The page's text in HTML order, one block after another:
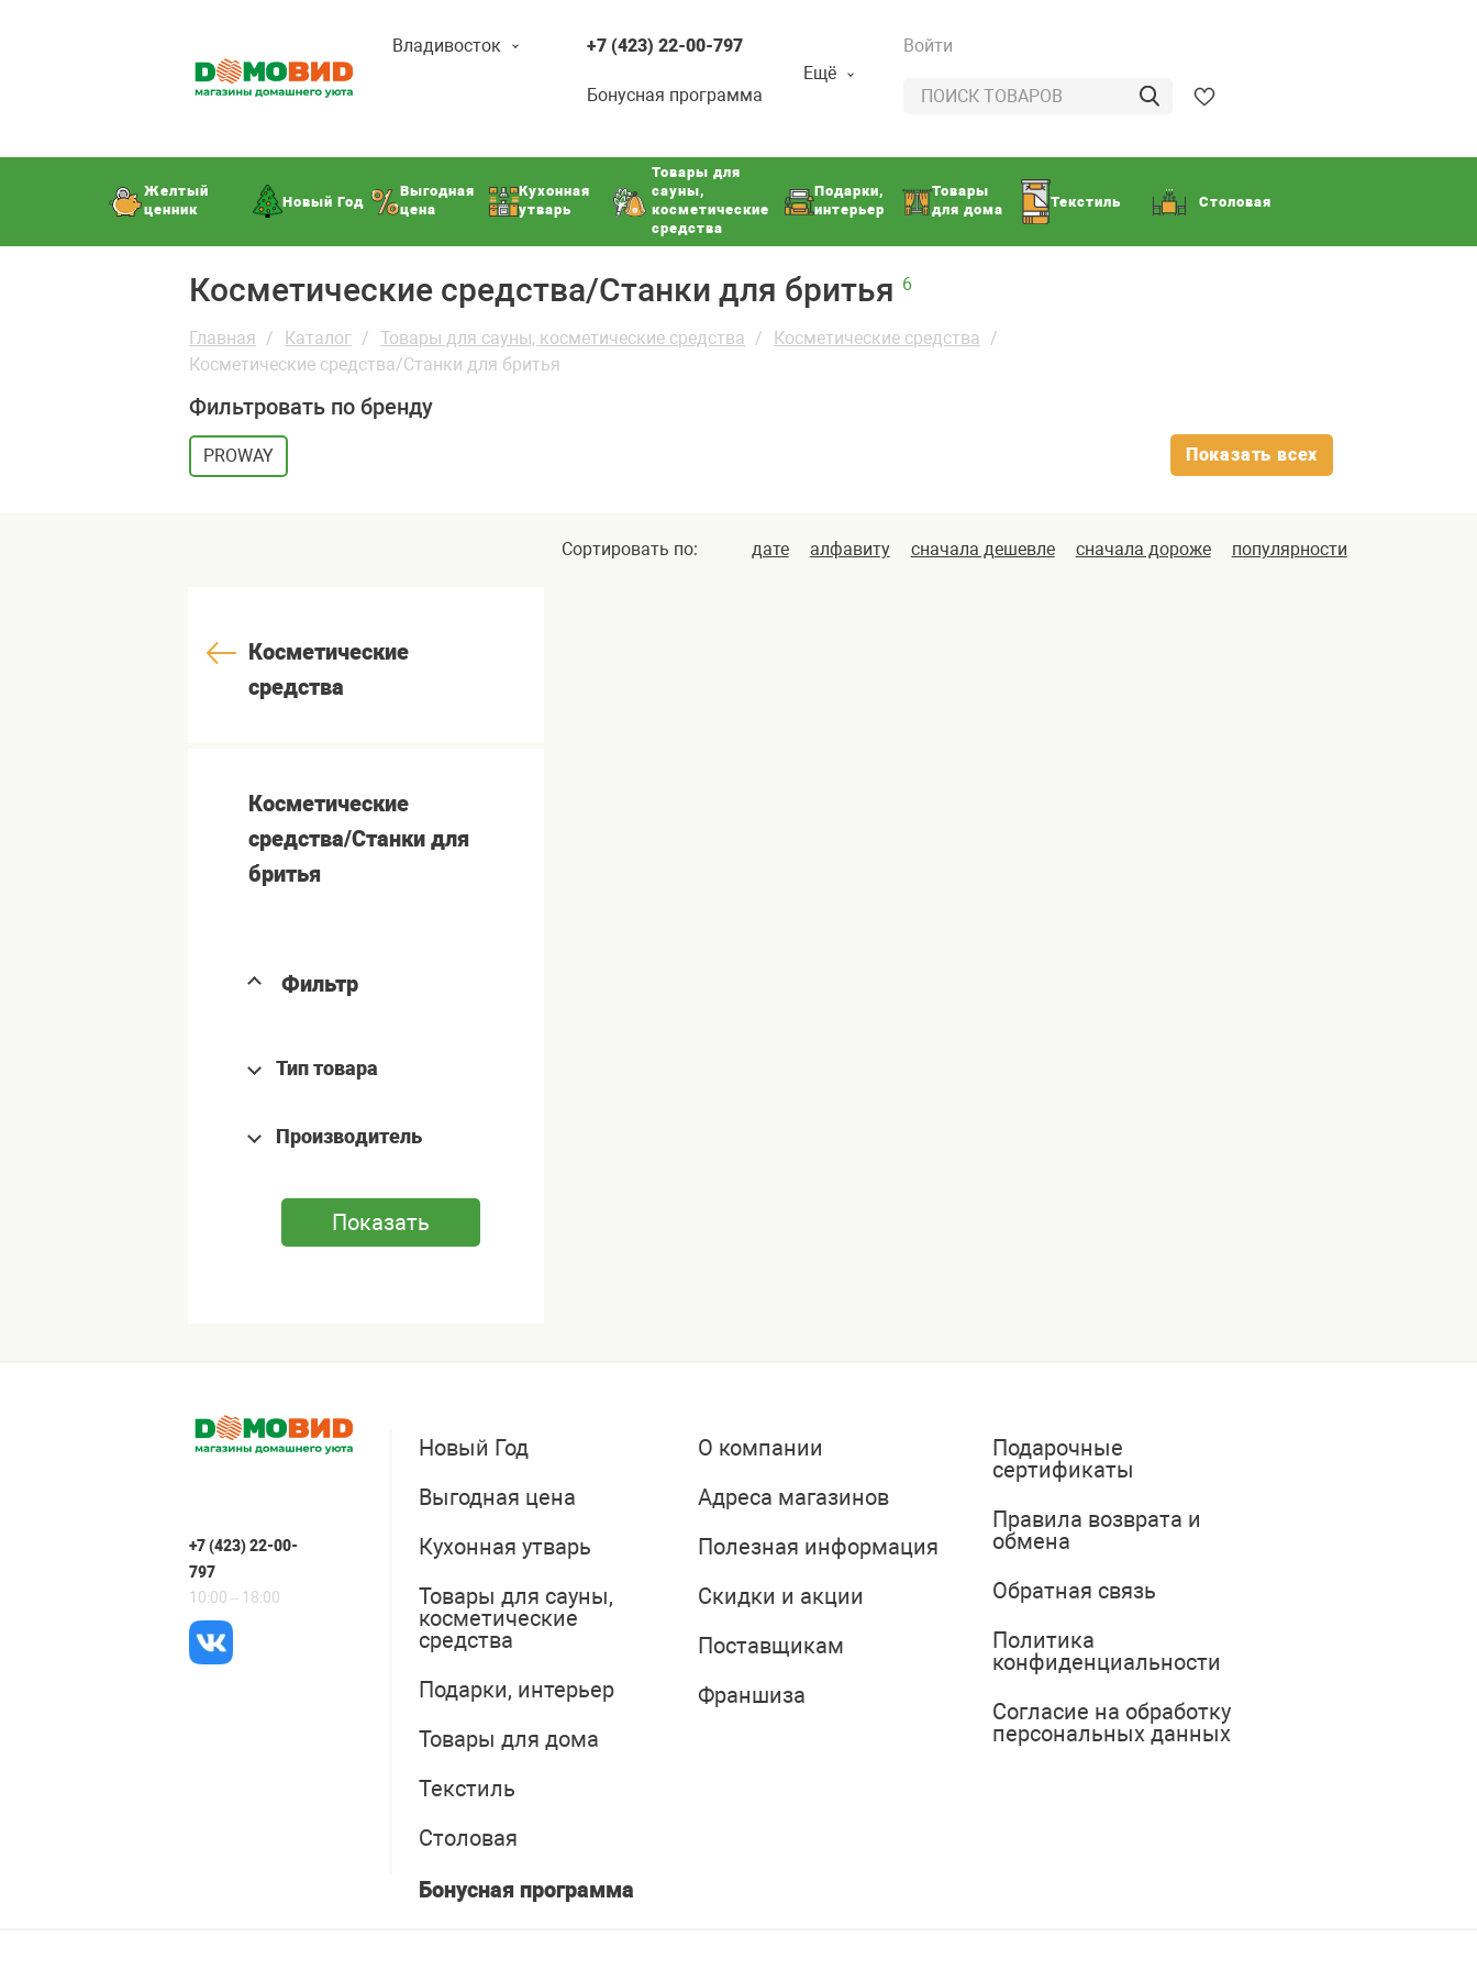
Владивосток +7 (423) 22-00-797
Бонусная программа
Ещё
Войти
Желтый
ценник
Новый Год
Выгодная
цена
Кухонная
утварь
Товары для
сауны,
косметические
средства
Подарки,
интерьер
Товары
для дома
Текстиль Столовая
Косметические средства/Станки для бритья 6
Главная Каталог Товары для сауны, косметические средства
Косметические средства
Косметические средства/Станки для бритья
Фильтровать по бренду
PROWAY Показать всех
Сортировать по: дате алфавиту сначала дешевле сначала дороже популярности
Косметические
средства
Косметические
средства/Станки для
бритья
Фильтр
Тип товара
Производитель
+7 (423) 22-00-
797
10:00 – 18:00
Новый Год
Выгодная цена
Кухонная утварь
Товары для сауны,
косметические
средства
Подарки, интерьер
Товары для дома
Текстиль
Столовая
Бонусная программа
О компании
Адреса магазинов
Полезная информация
Скидки и акции
Поставщикам
Франшиза
Подарочные
сертификаты
Правила возврата и
обмена
Обратная связь
Политика
конфиденциальности
Согласие на обработку
персональных данных